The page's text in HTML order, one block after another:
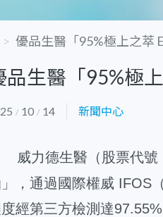
優品生醫「95%極上之萃
品生醫「95%極
/ 10 / 14 新聞中心
威力德生醫（股票代
，通過國際權威 IFOS
經第三方檢測達